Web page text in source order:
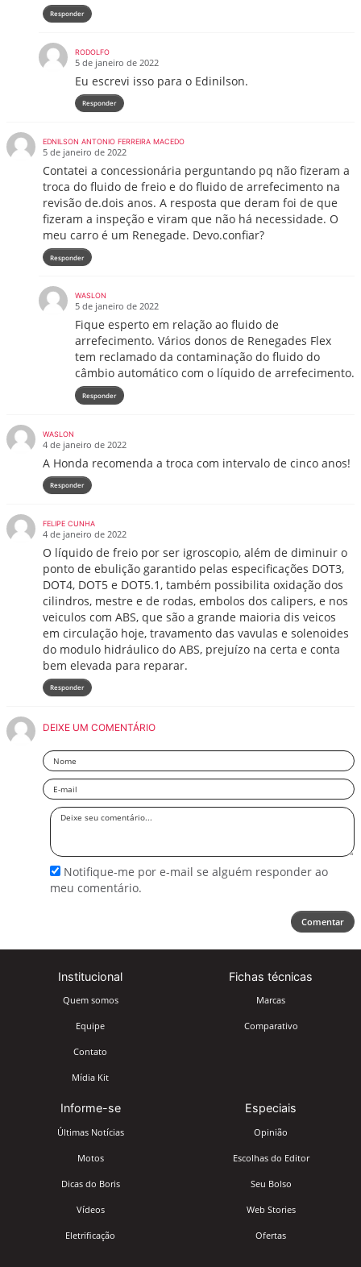
Responder
RODOLFO
5 de janeiro de 2022
Eu escrevi isso para o Edinilson.
Responder
EDNILSON ANTONIO FERREIRA MACEDO
5 de janeiro de 2022
Contatei a concessionária perguntando pq não fizeram a
troca do fluido de freio e do fluido de arrefecimento na
revisão de.dois anos. A resposta que deram foi de que
fizeram a inspeção e viram que não há necessidade. O
meu carro é um Renegade. Devo.confiar?
Responder
WASLON
5 de janeiro de 2022
Fique esperto em relação ao fluido de
arrefecimento. Vários donos de Renegades Flex
tem reclamado da contaminação do fluido do
câmbio automático com o líquido de arrefecimento.
Responder
WASLON
4 de janeiro de 2022
A Honda recomenda a troca com intervalo de cinco anos!
Responder
FELIPE CUNHA
4 de janeiro de 2022
O líquido de freio por ser igroscopio, além de diminuir o
ponto de ebulição garantido pelas especificações DOT3,
DOT4, DOT5 e DOT5.1, também possibilita oxidação dos
cilindros, mestre e de rodas, embolos dos calipers, e nos
veiculos com ABS, que são a grande maioria dis veicos
em circulação hoje, travamento das vavulas e solenoides
do modulo hidráulico do ABS, prejuízo na certa e conta
bem elevada para reparar.
Responder
DEIXE UM COMENTÁRIO
Nome
Email
Deixe
Notifique-me por e-mail se alguém responder ao
meu comentário.
Comentar
Institucional
Quem somos
Equipe
Contato
Mídia Kit
Fichas técnicas
Marcas
Comparativo
Informe-se
Últimas Notícias
Motos
Dicas do Boris
Vídeos
Eletrificação
Especiais
Opinião
Escolhas do Editor
Seu Bolso
Web Stories
Ofertas